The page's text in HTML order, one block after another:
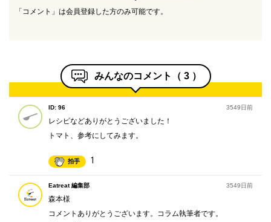
「コメント」は会員登録した方のみ可能です。
みんなのコメント（ 3 ）
ID: 96 3549日前
レシピなどありがとうございました！
トマト、参考にしてみます。
拍手 1
Eatreat 編集部 3549日前
森本様
コメントありがとうございます。コラム執筆者です。